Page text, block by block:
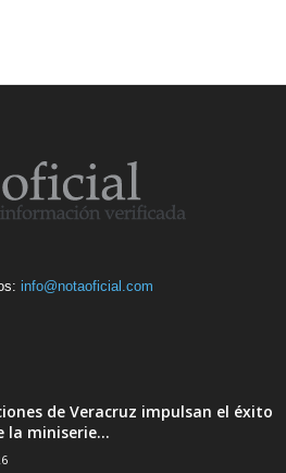
info@notaoficial.com
de Veracruz impulsan el éxito
la miniserie...